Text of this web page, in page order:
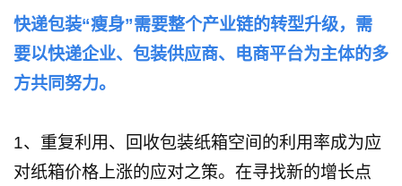
快递包装“瘦身”需要整个产业链的转型升级，需
要以快递企业、包装供应商、电商平台为主体的多
方共同努力。
1、重复利用、回收包装纸箱空间的利用率成为应
对纸箱价格上涨的应对之策。在寻找新的增长点